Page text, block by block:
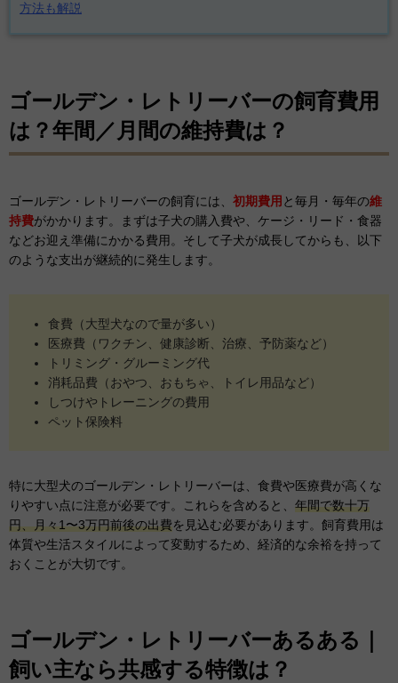
方法も解説
ゴールデン・レトリーバーの飼育費用
は？年間／月間の維持費は？
ゴールデン・レトリーバーの飼育には、 初期費用 と毎月・毎年の維
持費がかかります。まずは子犬の購入費や、ケージ・リード・食器
などお迎え準備にかかる費用。そして子犬が成長してからも、以下
のような支出が継続的に発生します。
食費（大型犬なので量が多い）
医療費（ワクチン、健康診断、治療、予防薬など）
トリミング・グルーミング代
消耗品費（おやつ、おもちゃ、トイレ用品など）
しつけやトレーニングの費用
ペット保険料
特に大型犬のゴールデン・レトリーバーは、食費や医療費が高くな
りやすい点に注意が必要です。これらを含めると、 年間で数十万
円、月々1〜3万円前後の出費を見込む必要があります。飼育費用は
体質や生活スタイルによって変動するため、経済的な余裕を持って
おくことが大切です。
ゴールデン・レトリーバーあるある｜
飼い主なら共感する特徴は？